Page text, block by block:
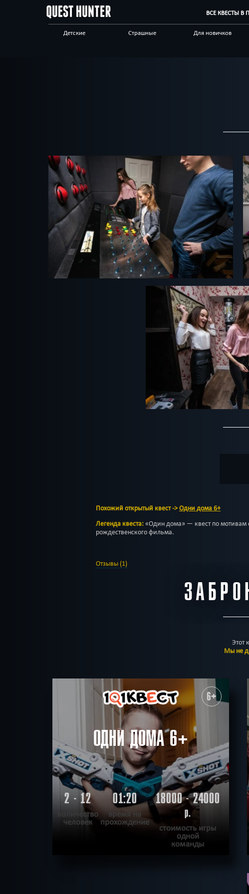
ВСЕ КВЕСТЫ В
Детские Страшные Для новичков
Похожий открытый квест ->Одни дома 6+
Легенда квеста: «Один дома» — квест по мотивам
рождественского фильма.
Отзывы (1)
Этот
Мы не
6+
ОДНИ ДОМА 6+
2 - 12
количество
человек
01:20
время на
прохождение
18000 - 24000
р.
стоимость игры
одной
команды